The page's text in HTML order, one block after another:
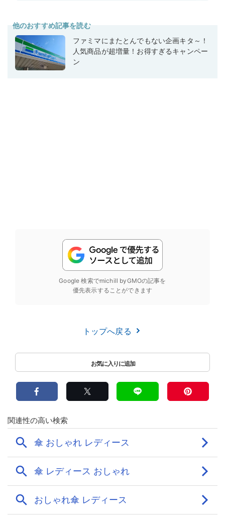
他のおすすめ記事を読む
ファミマにまたとんでもない企画キタ～！
人気商品が超増量！お得すぎるキャンペー
ン
Google 検索でmichill byGMOの記事を
優先表示することができます
トップへ戻る